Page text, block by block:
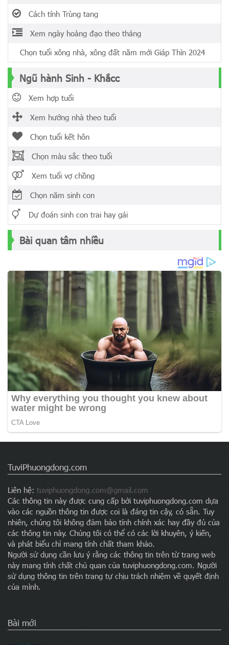
Cách tính Trùng tang
Xem ngày hoàng đạo theo tháng
Chọn tuổi xông nhà, xông đất năm mới Giáp Thìn 2024
Ngũ hành Sinh - Khắcc
Xem hợp tuổi
Xem hướng nhà theo tuổi
Chọn tuổi kết hôn
Chọn màu sắc theo tuổi
Xem tuổi vợ chồng
Chọn năm sinh con
Dự đoán sinh con trai hay gái
Bài quan tâm nhiều
TuviPhuongdong.com
Liên hệ: tuviphuongdong.com@gmail.com
Các thông tin này được cung cấp bởi tuviphuongdong.com dựa
vào các nguồn thông tin được coi là đáng tin cậy, có sẵn. Tuy
nhiên, chúng tôi không đảm bảo tính chính xác hay đầy đủ của
các thông tin này. Chúng tôi có thể có các lời khuyên, ý kiến,
và phát biểu chỉ mang tính chất tham khảo.
Người sử dụng cần lưu ý rằng các thông tin trên từ trang web
này mang tính chất chủ quan của tuviphuongdong.com. Người
sử dụng thông tin trên trang tự chịu trách nhiệm về quyết định
của mình.
Bài mới